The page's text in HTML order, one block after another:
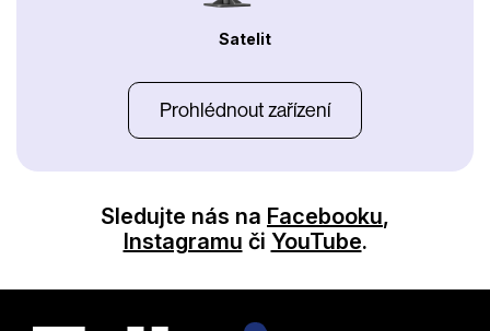
Satelit
Prohlédnout zařízení
Sledujte nás na Facebooku,
Instagramu či YouTube.